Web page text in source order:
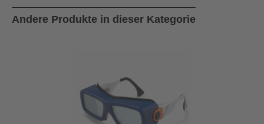
Andere Produkte in dieser Kategorie